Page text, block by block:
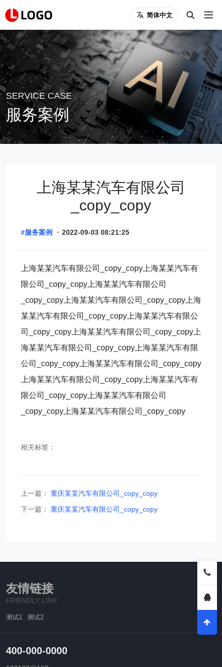
简体中文
SERVICE CASE
服务案例
上海某某汽车有限公司
_copy_copy
#服务案例 · 2022-09-03 08:21:25
上海某某汽车有限公司_copy_copy上海某某汽车有
限公司_copy_copy上海某某汽车有限公司
_copy_copy上海某某汽车有限公司_copy_copy上海
某某汽车有限公司_copy_copy上海某某汽车有限公
司_copy_copy上海某某汽车有限公司_copy_copy上
海某某汽车有限公司_copy_copy上海某某汽车有限
公司_copy_copy上海某某汽车有限公司_copy_copy
上海某某汽车有限公司_copy_copy上海某某汽车有
限公司_copy_copy上海某某汽车有限公司
_copy_copy上海某某汽车有限公司_copy_copy
相关标签：
上一篇：
重庆某某汽车有限公司_copy_copy
下一篇：
重庆某某汽车有限公司_copy_copy
友情链接
FRIENDLY LINK
测试1 测试2
400-000-0000